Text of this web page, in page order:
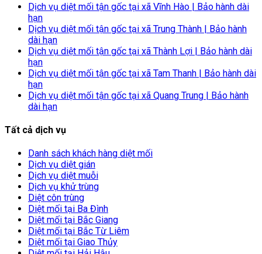
Dịch vụ diệt mối tận gốc tại xã Vĩnh Hào | Bảo hành dài
hạn
Dịch vụ diệt mối tận gốc tại xã Trung Thành | Bảo hành
dài hạn
Dịch vụ diệt mối tận gốc tại xã Thành Lợi | Bảo hành dài
hạn
Dịch vụ diệt mối tận gốc tại xã Tam Thanh | Bảo hành dài
hạn
Dịch vụ diệt mối tận gốc tại xã Quang Trung | Bảo hành
dài hạn
Tất cả dịch vụ
Danh sách khách hàng diệt mối
Dịch vụ diệt gián
Dịch vụ diệt muỗi
Dịch vụ khử trùng
Diệt côn trùng
Diệt mối tại Ba Đình
Diệt mối tại Bắc Giang
Diệt mối tại Bắc Từ Liêm
Diệt mối tại Giao Thủy